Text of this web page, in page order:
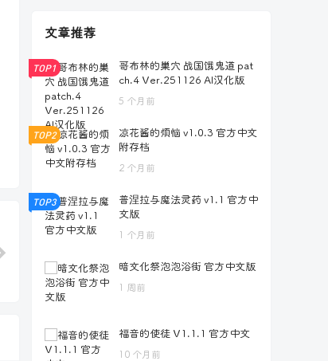
文章推荐
TOP1
哥布林的巢穴 战国饿鬼道 pat
ch.4 Ver.251126 AI汉化版
5 个月前
TOP2
凉花酱的烦恼 v1.0.3 官方中文
附存档
2 个月前
TOP3
普涅拉与魔法灵药 v1.1 官方中
文版
1 个月前
暗文化祭泡泡浴街 官方中文版
1 周前
福音的使徒 V1.1.1 官方中文
10 个月前